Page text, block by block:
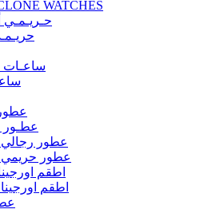
WATCHES
حـريـمـي
ساعـات
عطـور
عطور رجالي
عطور حريمي
اطقم
اطقم